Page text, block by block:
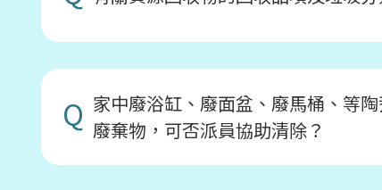
Q 家中廢浴缸、廢面盆、廢馬桶、等
廢棄物，可否派員協助清除？